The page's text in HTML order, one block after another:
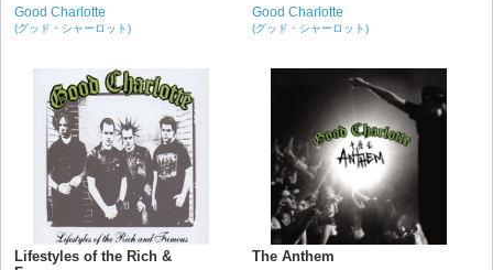
Good Charlotte
(グッド・シャーロット)
Good Charlotte
(グッド・シャーロット)
Lifestyles of the Rich &
The Anthem